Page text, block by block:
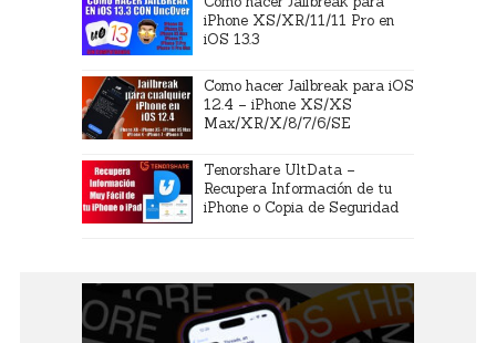
iPhone XS/XR/11/11 Pro en
iOS 13.3
Como hacer Jailbreak para iOS
12.4 – iPhone XS/XS
Max/XR/X/8/7/6/SE
Tenorshare UltData –
Recupera Información de tu
iPhone o Copia de Seguridad